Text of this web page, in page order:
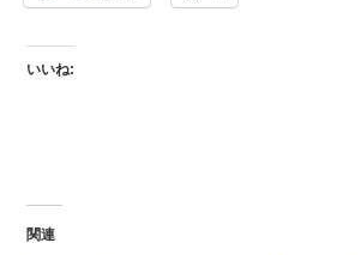
いいね:
関連